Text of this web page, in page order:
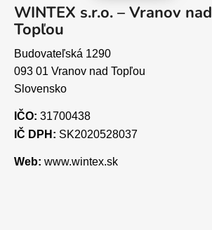
WINTEX s.r.o. – Vranov nad
Topľou
Budovateľská 1290
093 01 Vranov nad Topľou
Slovensko
IČO: 31700438
IČ DPH: SK2020528037
Web: www.wintex.sk